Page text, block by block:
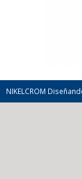
NIKELCROM